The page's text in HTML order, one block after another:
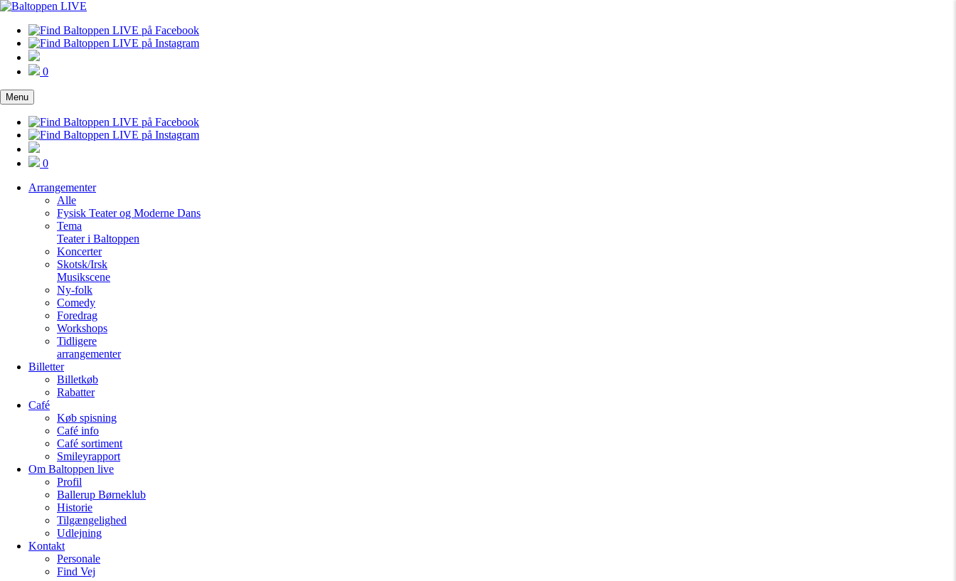
0
Menu
0
Arrangementer
Alle
Fysisk Teater og Moderne Dans
Tema
Teater i Baltoppen
Koncerter
Skotsk/Irsk
Musikscene
Ny-folk
Comedy
Foredrag
Workshops
Tidligere
arrangementer
Billetter
Billetkøb
Rabatter
Café
Køb spisning
Café info
Café sortiment
Smileyrapport
Om Baltoppen live
Profil
Ballerup Børneklub
Historie
Tilgængelighed
Udlejning
Kontakt
Personale
Find Vej